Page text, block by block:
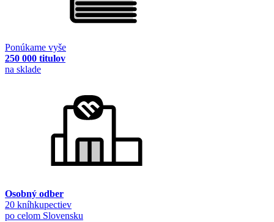
Ponúkame vyše
250 000 titulov
na sklade
Osobný odber
20 kníhkupectiev
po celom Slovensku